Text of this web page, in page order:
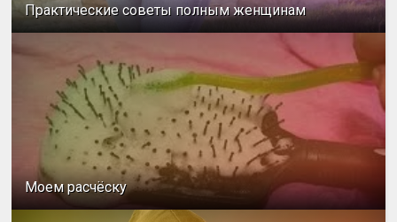
Практические советы полным женщинам
Моем расчёску